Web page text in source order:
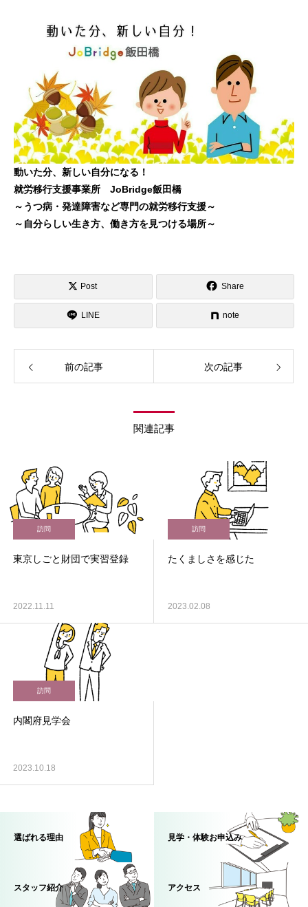
動いた分、新しい自分になる！
就労移行支援事業所 JoBridge飯田橋
～うつ病・発達障害など専門の就労移行支援～
～自分らしい生き方、働き方を見つける場所～
Post Share
LINE note
前の記事 次の記事
関連記事
訪問
東京しごと財団で実習登録
2022.11.11
訪問
たくましさを感じた
2023.02.08
訪問
内閣府見学会
2023.10.18
選ばれる理由 見学・体験お申込み
スタッフ紹介 アクセス